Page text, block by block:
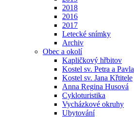
2018
2016
2017
Letecké snímky
Archiv
Obec a okolí
Kapličkový hřbitov
Kostel sv. Petra a Pavla
Kostel sv. Jana Křtitele
Anna Regina Husová
Cykloturistika
Vycházkové okruhy
Ubytování